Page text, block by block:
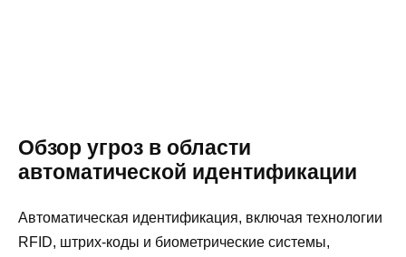
Обзор угроз в области
автоматической идентификации
Автоматическая идентификация, включая технологии
RFID, штрих-коды и биометрические системы,